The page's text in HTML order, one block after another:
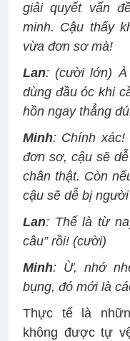
giải quyết vấn
minh. Cậu thấy
vừa đơn sơ mà!
Lan: (cười lớn) À
dùng đầu óc khi
hồn ngay thẳng
Minh: Chính xác!
đơn sơ, cậu sẽ
chân thật. Còn
cậu sẽ dễ bị
Lan: Thế là từ
câu” rồi! (cười)
Minh: Ừ, nhớ
bụng, đó mới là
Thực tế là
không được tự